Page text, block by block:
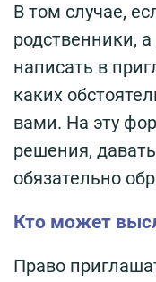
В том случае,
родственники,
написать в
каких
вами. На эту
решения,
обязательно
Кто может
Право